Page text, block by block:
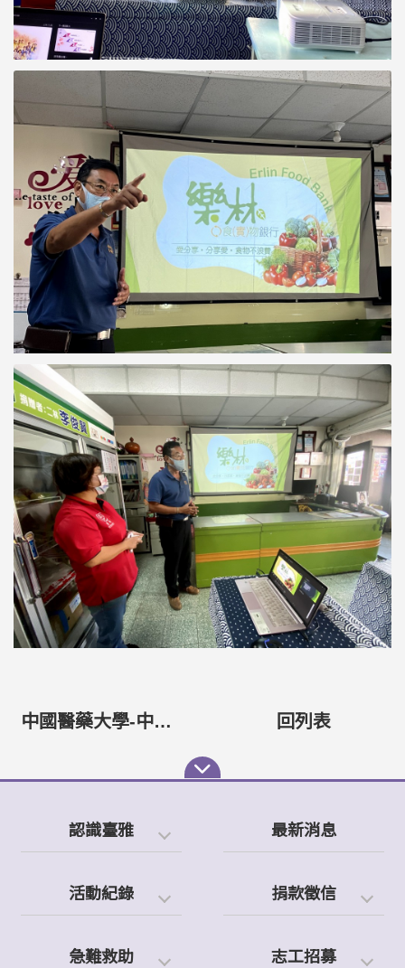
中國醫藥大學-中醫服務隊2023花蓮偏鄉義診成果 回列表
認識臺雅 最新消息
活動紀錄 捐款徵信
急難救助 志工招募